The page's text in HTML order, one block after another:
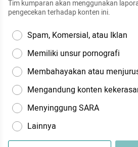
Tim kumparan akan menggunakan
pengecekan terhadap konten ini.
Spam, Komersial, atau Iklan
Memiliki unsur pornografi
Membahayakan atau
Mengandung konten
Menyinggung SARA
Lainnya